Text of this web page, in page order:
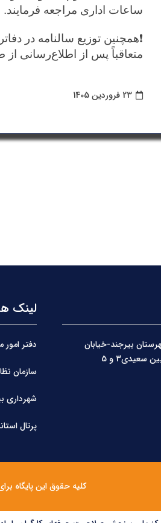
ساعات اداری مراجعه فرمایند.
❗️همچنین توزیع سالنامه در
متعاقباً پس از اطلاع‌رسانی
23 فروردین 1405
بیرجند-خیابان
لینک
دفتر
سازمان
شهرداری
پرتال
کلیه حقوق این پایگاه